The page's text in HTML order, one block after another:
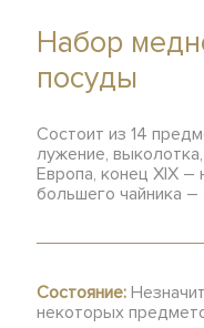
Набор
посуды
Состоит из 14
лужение,
Европа, конец XIX –
большего чайника –
Состояние:
некоторых